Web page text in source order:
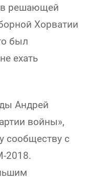
решающей
Хорватии
был
ехать
Андрей
войны»,
сообществу с
2018.